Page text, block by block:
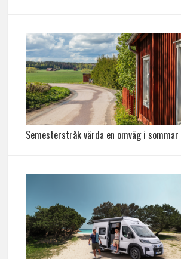
Semesterstråk värda en omväg i sommar